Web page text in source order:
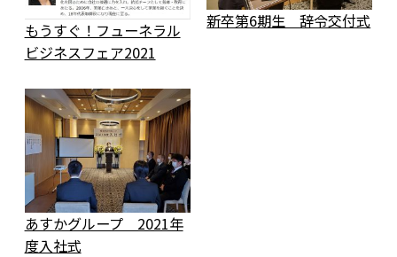
もうすぐ！フューネラル
ビジネスフェア2021
新卒第6期生 辞令交付式
あすかグループ 2021年
度入社式